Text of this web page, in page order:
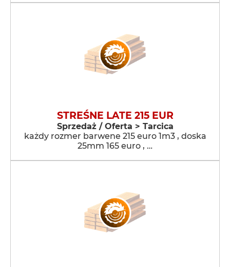
STREŚNE LATE 215 EUR
Sprzedaż / Oferta > Tarcica
każdy rozmer barwene 215 euro 1m3 , doska
25mm 165 euro , …